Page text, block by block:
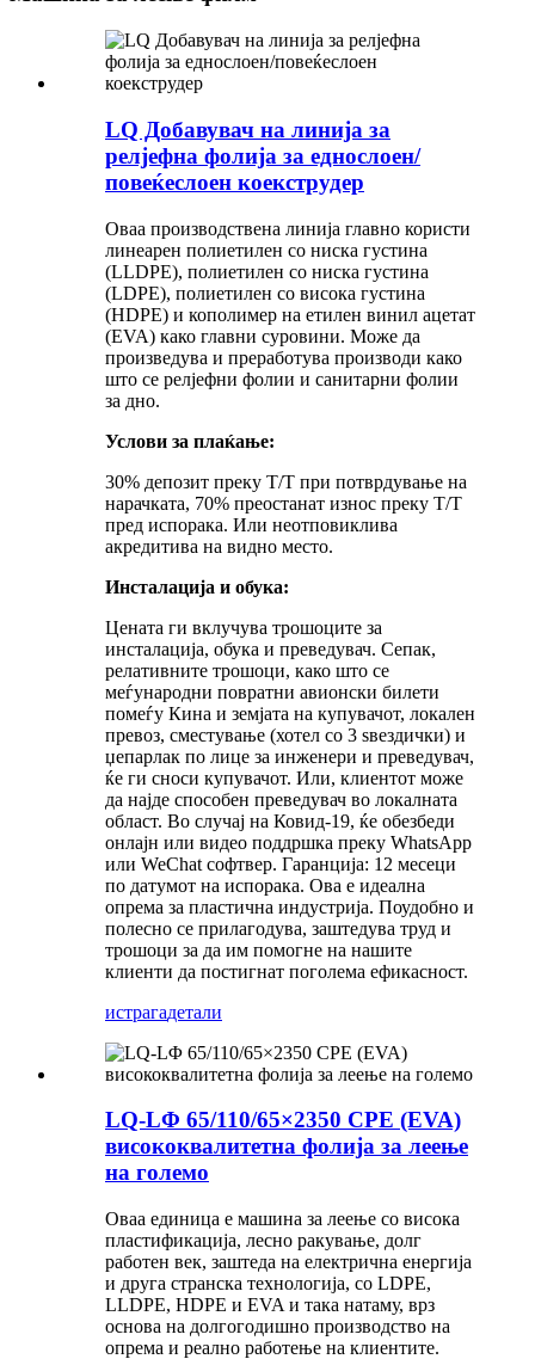
LQ Добавувач на линија за
релјефна фолија за еднослоен/
повеќеслоен коекструдер
Оваа производствена линија главно користи
линеарен полиетилен со ниска густина
(LLDPE), полиетилен со ниска густина
(LDPE), полиетилен со висока густина
(HDPE) и кополимер на етилен винил ацетат
(EVA) како главни суровини. Може да
произведува и преработува производи како
што се релјефни фолии и санитарни фолии
за дно.
Услови за плаќање:
30% депозит преку T/T при потврдување на
нарачката, 70% преостанат износ преку T/T
пред испорака. Или неотповиклива
акредитива на видно место.
Инсталација и обука:
Цената ги вклучува трошоците за
инсталација, обука и преведувач. Сепак,
релативните трошоци, како што се
меѓународни повратни авионски билети
помеѓу Кина и земјата на купувачот, локален
превоз, сместување (хотел со 3 ѕвездички) и
џепарлак по лице за инженери и преведувач,
ќе ги сноси купувачот. Или, клиентот може
да најде способен преведувач во локалната
област. Во случај на Ковид-19, ќе обезбеди
онлајн или видео поддршка преку WhatsApp
или WeChat софтвер. Гаранција: 12 месеци
по датумот на испорака. Ова е идеална
опрема за пластична индустрија. Поудобно и
полесно се прилагодува, заштедува труд и
трошоци за да им помогне на нашите
клиенти да постигнат поголема ефикасност.
истрагадетали
LQ-LΦ 65/110/65×2350 CPE (EVA)
висококвалитетна фолија за леење
на големо
Оваа единица е машина за леење со висока
пластификација, лесно ракување, долг
работен век, заштеда на електрична енергија
и друга странска технологија, со LDPE,
LLDPE, HDPE и EVA и така натаму, врз
основа на долгогодишно производство на
опрема и реално работење на клиентите.